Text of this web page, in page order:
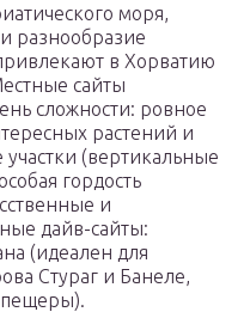
моря,
разнообразие
в Хорватию
сайты
сложности: ровное
растений и
(вертикальные
гордость
и
дайв-сайты:
(идеален для
Стураг и Банеле,
пещеры).